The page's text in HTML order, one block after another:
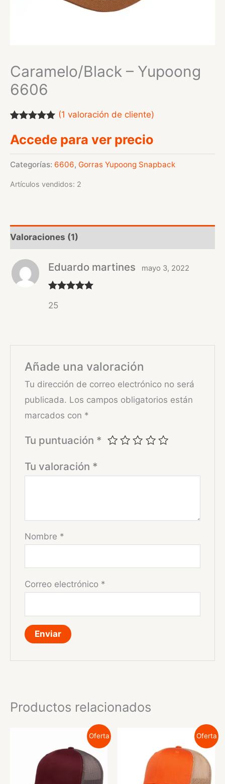
Caramelo/Black – Yupoong
6606
con5.00 de
5 en base a
valoración
de un cliente
(1 valoración de cliente)
Accede para ver precio
Categorías: 6606, Gorras Yupoong Snapback
Artículos vendidos: 2
Valoraciones (1)
con
Eduardo martines mayo 3, 2022
25
Añade una valoración
Tu dirección de correo electrónico no será
publicada. Los campos obligatorios están
marcados con *
Tu puntuación *
Tu valoración *
Nombre *
Correo electrónico *
Productos relacionados
Oferta Oferta